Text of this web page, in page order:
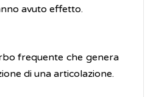
avuto effetto.
frequente che genera
di una articolazione.